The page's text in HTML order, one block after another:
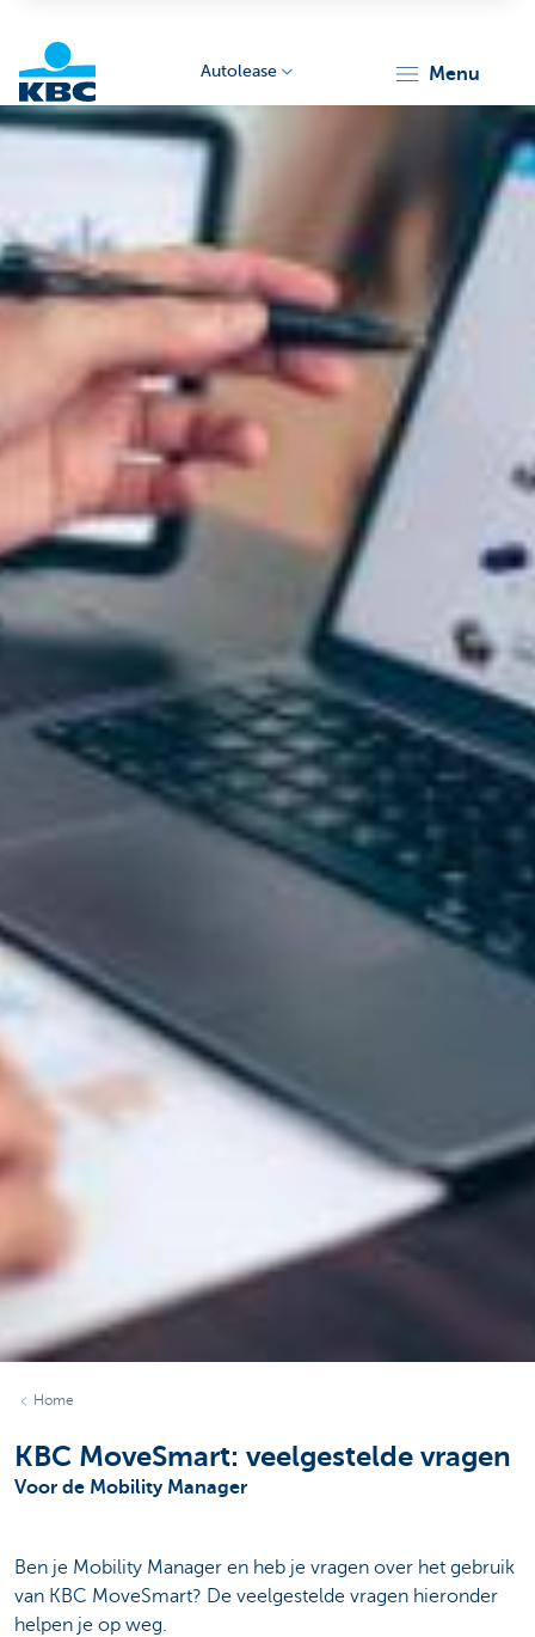
KBC
Autolease menu
Home
KBC MoveSmart: veelgestelde vragen
Voor de Mobility Manager
Ben je Mobility Manager en heb je vragen over het gebruik
van KBC MoveSmart? De veelgestelde vragen hieronder
helpen je op weg.